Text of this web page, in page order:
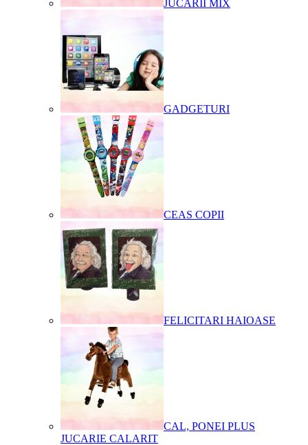
JUCARII MIX
GADGETURI
CEAS COPII
FELICITARI HAIOASE
CAL, PONEI PLUS
JUCARIE CALARIT